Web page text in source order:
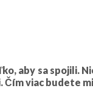
aby sa spojili.
viac budete